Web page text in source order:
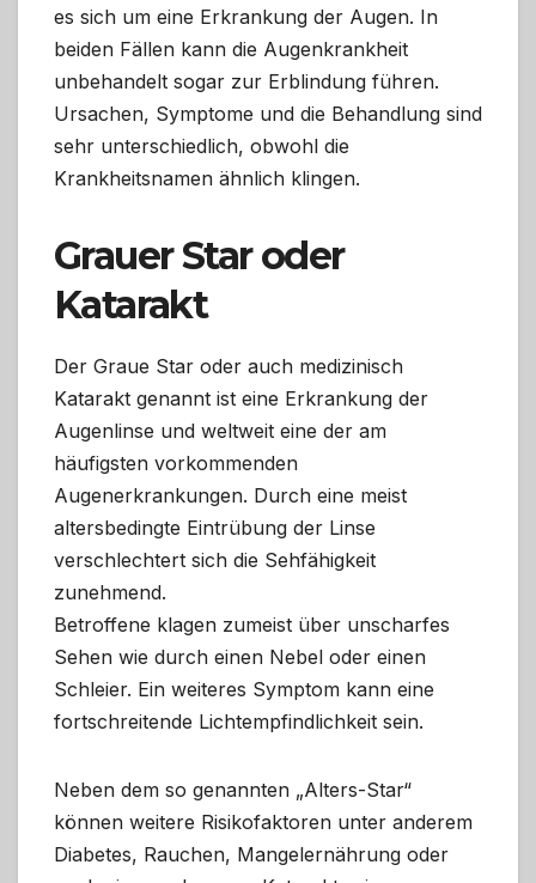
es sich um eine Erkrankung der Augen. In
beiden Fällen kann die Augenkrankheit
unbehandelt sogar zur Erblindung führen.
Ursachen, Symptome und die Behandlung sind
sehr unterschiedlich, obwohl die
Krankheitsnamen ähnlich klingen.
Grauer Star oder
Katarakt
Der Graue Star oder auch medizinisch
Katarakt genannt ist eine Erkrankung der
Augenlinse und weltweit eine der am
häufigsten vorkommenden
Augenerkrankungen. Durch eine meist
altersbedingte Eintrübung der Linse
verschlechtert sich die Sehfähigkeit
zunehmend.
Betroffene klagen zumeist über unscharfes
Sehen wie durch einen Nebel oder einen
Schleier. Ein weiteres Symptom kann eine
fortschreitende Lichtempfindlichkeit sein.
Neben dem so genannten „Alters-Star“
können weitere Risikofaktoren unter anderem
Diabetes, Rauchen, Mangelernährung oder